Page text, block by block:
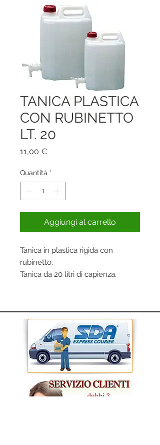
TANICA PLASTICA
CON RUBINETTO
LT. 20
11,00 €
Quantità *
Aggiungi al carrello
Tanica in plastica rigida con
rubinetto.
Tanica da 20 litri di capienza.